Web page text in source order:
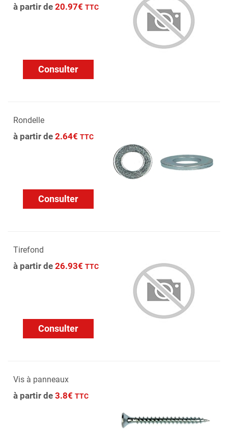
à partir de 20.97€ TTC
Consulter
Rondelle
à partir de 2.64€ TTC
Consulter
Tirefond
à partir de 26.93€ TTC
Consulter
Vis à panneaux
à partir de 3.8€ TTC